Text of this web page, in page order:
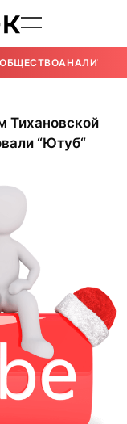
ОБЩЕСТВОАНАЛИТИКА
Тихановской
“Ютуб“